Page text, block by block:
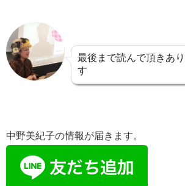
最後まで読んで頂きあ
す
中野美紀子の情報が届きます。